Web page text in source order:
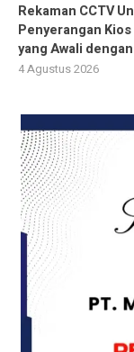
Rekaman CCTV
Penyerangan
yang Awali
4 Agustus 2026